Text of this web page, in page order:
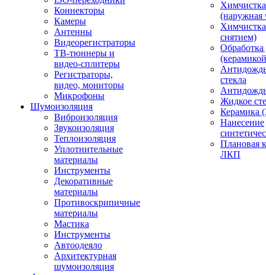
Коннекторы
Камеры
Антенны
Видеорегистраторы
ТВ-тюннеры и
видео-сплитеры
Регистраторы,
видео, мониторы
Микрофоны
Шумоизоляция
Виброизоляция
Звукоизоляция
Теплоизоляция
Уплотнительные
материалы
Инструменты
Декоративные
материалы
Противоскрипичные
материалы
Мастика
Инструменты
Автоодеяло
Архитектурная
шумоизоляция
(наружная
снятием)
Обработка
стекла
Жидкое
Керамика
Нанесение
Плановая
ЛКП